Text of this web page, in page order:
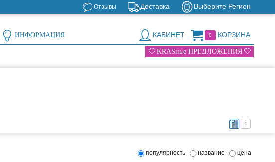
Выберите Регион
Доставка
Отзывы
0 КОРЗИНА
КАБИНЕТ
ИНФОРМАЦИЯ
KRASные ПРЕДЛОЖЕНИЯ
1
популярность название цена